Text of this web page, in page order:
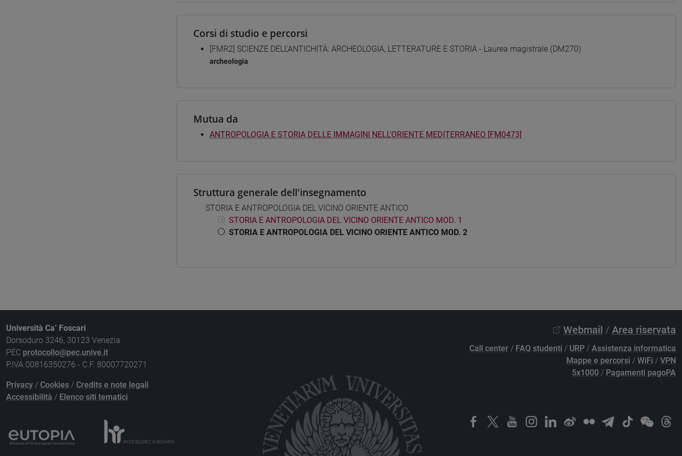
Corsi di studio e percorsi
[FMR2] SCIENZE DELL'ANTICHITÀ: ARCHEOLOGIA, LETTERATURE E STORIA - Laurea magistrale (DM270)
archeologia
Mutua da
ANTROPOLOGIA E STORIA DELLE IMMAGINI NELL'ORIENTE MEDITERRANEO [FM0473]
Struttura generale dell'insegnamento
STORIA E ANTROPOLOGIA DEL VICINO ORIENTE ANTICO
STORIA E ANTROPOLOGIA DEL VICINO ORIENTE ANTICO MOD. 1
STORIA E ANTROPOLOGIA DEL VICINO ORIENTE ANTICO MOD. 2
Università Ca’ Foscari
Dorsoduro 3246, 30123 Venezia
PEC protocollo@pec.unive.it
P.IVA 00816350276 - C.F. 80007720271
Privacy / Cookies / Credits e note legali
Accessibilità / Elenco siti tematici
Webmail / Area riservata
Call center / FAQ studenti / URP / Assistenza informatica
Mappe e percorsi / WiFi / VPN
5x1000 / Pagamenti pagoPA